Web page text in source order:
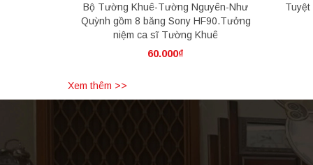
Bộ Tường Khuê-Tường Nguyên-Như
Quỳnh gồm 8 băng Sony HF90.Tưởng
niệm ca sĩ Tường Khuê
60.000₫
Tuyệt
Xem thêm >>